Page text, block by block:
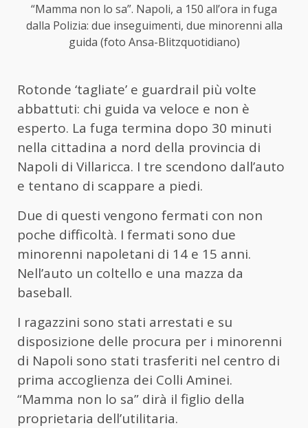
“Mamma non lo sa”. Napoli, a 150 all’ora in fuga
dalla Polizia: due inseguimenti, due minorenni alla
guida (foto Ansa-Blitzquotidiano)
Rotonde ‘tagliate’ e guardrail più volte
abbattuti: chi guida va veloce e non è
esperto. La fuga termina dopo 30 minuti
nella cittadina a nord della provincia di
Napoli di Villaricca. I tre scendono dall’auto
e tentano di scappare a piedi.
Due di questi vengono fermati con non
poche difficoltà. I fermati sono due
minorenni napoletani di 14 e 15 anni.
Nell’auto un coltello e una mazza da
baseball.
I ragazzini sono stati arrestati e su
disposizione delle procura per i minorenni
di Napoli sono stati trasferiti nel centro di
prima accoglienza dei Colli Aminei.
“Mamma non lo sa” dirà il figlio della
proprietaria dell’utilitaria.